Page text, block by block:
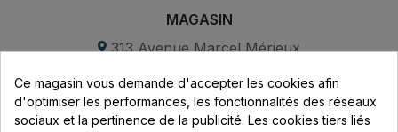
MAGASIN
313 Avenue Marcel Mérieux
69530 Brignais
Ce magasin vous demande d'accepter les cookies afin
d'optimiser les performances, les fonctionnalités des réseaux
sociaux et la pertinence de la publicité. Les cookies tiers liés